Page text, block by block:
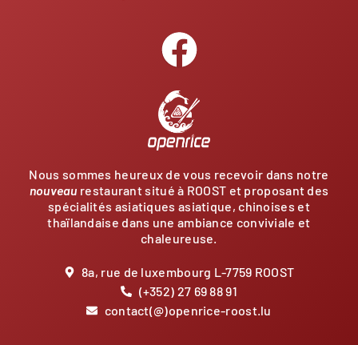
Nous sommes heureux de vous recevoir dans notre
nouveau restaurant situé à ROOST et proposant des
spécialités asiatiques asiatique, chinoises et
thaïlandaise dans une ambiance conviviale et
chaleureuse.
8a, rue de luxembourg L-7759 ROOST
(+352) 27 69 88 91
contact(@)openrice-roost.lu